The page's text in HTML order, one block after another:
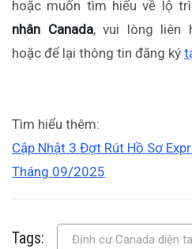
hoặc muốn tìm hiểu về lộ
nhân Canada, vui lòng liên
hoặc để lại thông tin đăng ký
Tìm hiểu thêm:
Cập Nhật 3 Đợt Rút Hồ Sơ
Tháng 09/2025
Tags: Định cư Canada diện